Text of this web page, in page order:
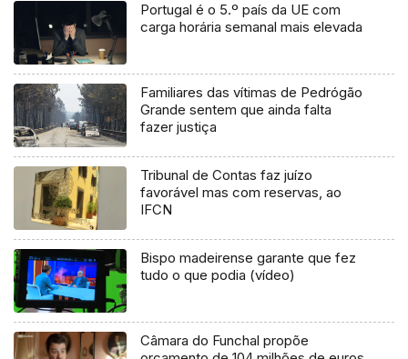
Portugal é o 5.º país da UE com
carga horária semanal mais elevada
Familiares das vítimas de Pedrógão
Grande sentem que ainda falta
fazer justiça
Tribunal de Contas faz juízo
favorável mas com reservas, ao
IFCN
Bispo madeirense garante que fez
tudo o que podia (vídeo)
Câmara do Funchal propõe